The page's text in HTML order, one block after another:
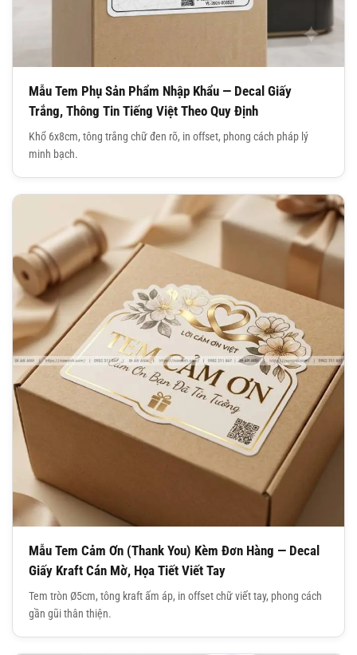
Mẫu Tem Phụ Sản Phẩm Nhập Khẩu — Decal Giấy
Trắng, Thông Tin Tiếng Việt Theo Quy Định
Khổ 6x8cm, tông trắng chữ đen rõ, in offset, phong cách pháp lý
minh bạch.
Mẫu Tem Cảm Ơn (Thank You) Kèm Đơn Hàng — Decal
Giấy Kraft Cán Mờ, Họa Tiết Viết Tay
Tem tròn Ø5cm, tông kraft ấm áp, in offset chữ viết tay, phong cách
gần gũi thân thiện.